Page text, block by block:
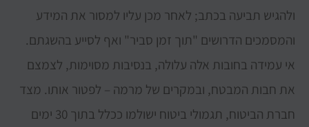
ולהגיש תביעה בכתב; לאחר מכן עליו למסור את המידע
והמסמכים הדרושים "תוך זמן סביר" ואף לסייע בהשגתם.
אי עמידה בחובות אלה עלולה, בנסיבות מסוימות, לצמצם
את חבות המבטח, ובמקרים של מרמה – לפטור אותו. מצד
חברת הביטוח, תגמולי ביטוח ישולמו ככלל בתוך 30 ימים